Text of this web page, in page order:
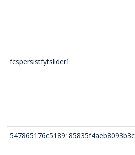
fcspersistfytslider1
547865176c5189185835f4aeb8093b3c